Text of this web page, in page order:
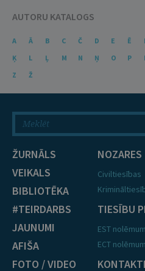
AUTORU KATALOGS
A Ā B C Č D E Ē
Ķ
L Ļ M N Ņ O P
Z
Ž
ŽURNĀLS
VEIKALS
BIBLIOTĒKA
#TEIRDARBS
JAUNUMI
AFIŠA
FOTO / VIDEO
NOZARES
Civiltiesības
TIESĪBU
EST
ECT
KONTAKTI